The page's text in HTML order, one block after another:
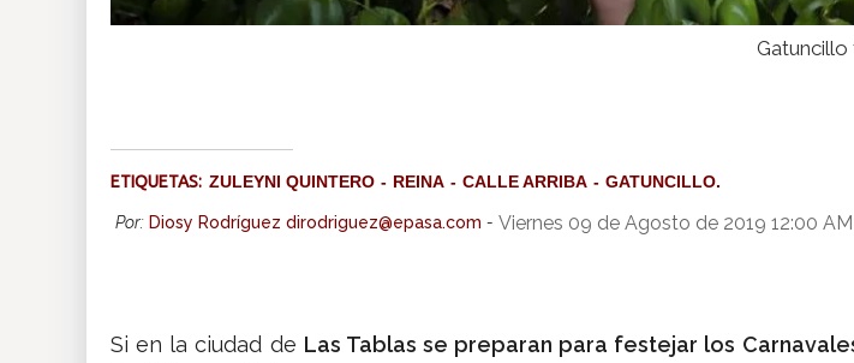
Gatuncillo
ETIQUETAS: ZULEYNI QUINTERO REINA CALLE ARRIBA GATUNCILLO.
Por: Diosy Rodríguez dirodriguez@epasa.com - Viernes 09 de Agosto de 2019 12:00 AM
Si en la ciudad de Las Tablas se preparan para festejar los